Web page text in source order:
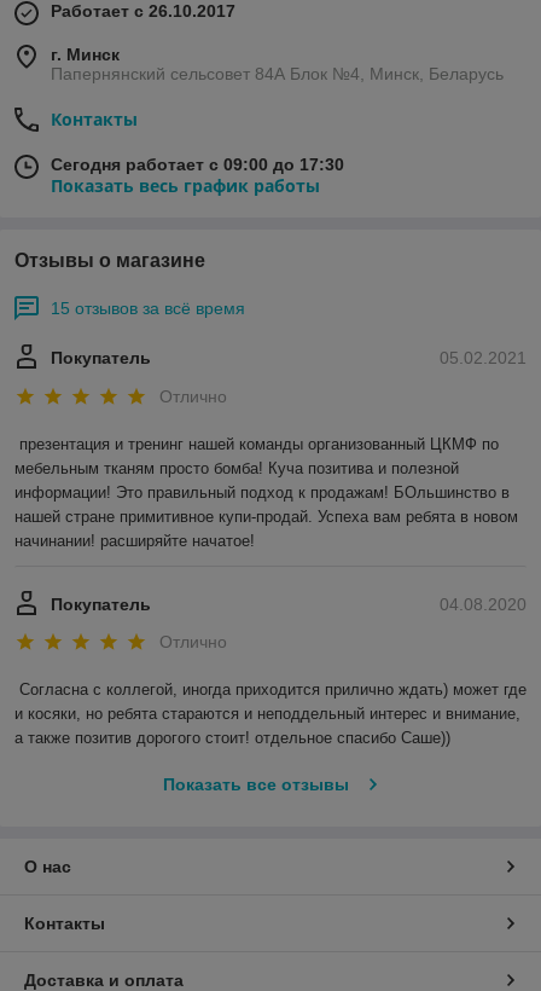
Работает с 26.10.2017
г. Минск
Папернянский сельсовет 84А Блок №4, Минск, Беларусь
Контакты
Сегодня работает с 09:00 до 17:30
Показать весь график работы
Отзывы о магазине
15 отзывов за всё время
05.02.2021
Покупатель
Отлично
презентация и тренинг нашей команды организованный ЦКМФ по
мебельным тканям просто бомба! Куча позитива и полезной
информации! Это правильный подход к продажам! БОльшинство в
нашей стране примитивное купи-продай. Успеха вам ребята в новом
начинании! расширяйте начатое!
04.08.2020
Покупатель
Отлично
Согласна с коллегой, иногда приходится прилично ждать) может где
и косяки, но ребята стараются и неподдельный интерес и внимание,
а также позитив дорогого стоит! отдельное спасибо Саше))
Показать все отзывы
О нас
Контакты
Доставка и оплата